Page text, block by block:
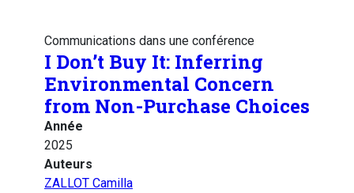
Communications dans une conférence
I Don’t Buy It: Inferring
Environmental Concern
from Non-Purchase Choices
Année
2025
Auteurs
ZALLOT Camilla